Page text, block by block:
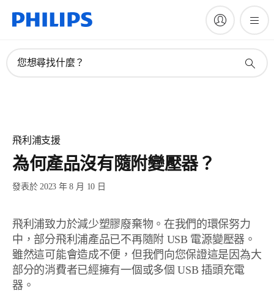
您想尋找什麼？
飛利浦支援
為何產品沒有隨附變壓器？
發表於 2023 年 8 月 10 日
飛利浦致力於減少塑膠廢棄物。在我們的環保努力
中，部分飛利浦產品已不再隨附 USB 電源變壓器。
雖然這可能會造成不便，但我們向您保證這是因為大
部分的消費者已經擁有一個或多個 USB 插頭充電
器。